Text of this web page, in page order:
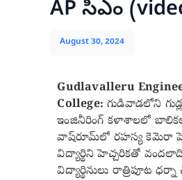
AP సీఎం
August 30, 2024
Gudlavalleru
College: గుడివాడలోని
ఇంజినీరింగ్ కళాశాలలో
వాష్‌రూమ్‌లో రహస్య కెమెరా
విద్యార్థిని హెచ్చరికతో
విద్యార్థినులు రాత్రిపూట ధర్నా